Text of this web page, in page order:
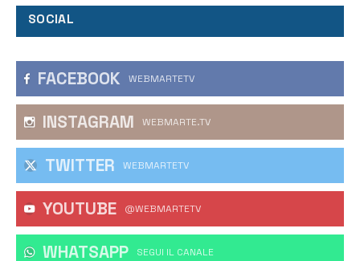
SOCIAL
FACEBOOK WEBMARTETV
INSTAGRAM WEBMARTE.TV
TWITTER WEBMARTETV
YOUTUBE @WEBMARTETV
WHATSAPP ‎SEGUI IL CANALE